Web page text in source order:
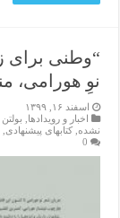
“وطنی برای
نوِ هورامی،
اسفند ۱۶, ۱۳۹۹
اخبار و رویدادها
نشده ,کتابهای پیشنهادی
0